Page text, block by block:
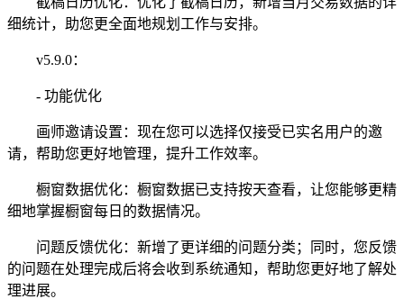
细统计，助您更全面地规划工作与安排。
v5.9.0：
- 功能优化
画师邀请设置：现在您可以选择仅接受已实名用户的邀
请，帮助您更好地管理，提升工作效率。
橱窗数据优化：橱窗数据已支持按天查看，让您能够更精
细地掌握橱窗每日的数据情况。
问题反馈优化：新增了更详细的问题分类；同时，您反馈
的问题在处理完成后将会收到系统通知，帮助您更好地了解处
理进展。